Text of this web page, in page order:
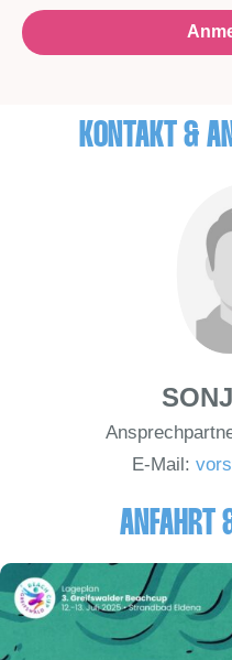
KONTAKT &
E-Mail:
ANFAHRT